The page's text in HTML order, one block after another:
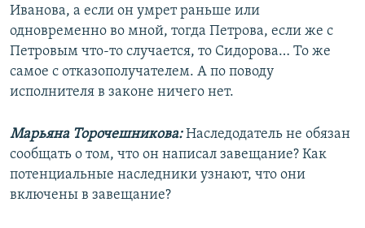
Иванова, а если он умрет раньше или
одновременно во мной, тогда Петрова, если же с
Петровым что-то случается, то Сидорова… То же
самое с отказополучателем. А по поводу
исполнителя в законе ничего нет.
Марьяна Торочешникова:Наследодатель не обязан
сообщать о том, что он написал завещание? Как
потенциальные наследники узнают, что они
включены в завещание?